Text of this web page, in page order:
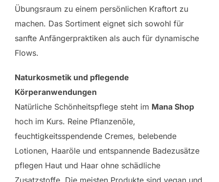
Übungsraum zu einem persönlichen Kraftort zu
machen. Das Sortiment eignet sich sowohl für
sanfte Anfängerpraktiken als auch für dynamische
Flows.
Naturkosmetik und pflegende
Körperanwendungen
Natürliche Schönheitspflege steht im Mana Shop
hoch im Kurs. Reine Pflanzenöle,
feuchtigkeitsspendende Cremes, belebende
Lotionen, Haaröle und entspannende Badezusätze
pflegen Haut und Haar ohne schädliche
Zusatzstoffe. Die meisten Produkte sind vegan und